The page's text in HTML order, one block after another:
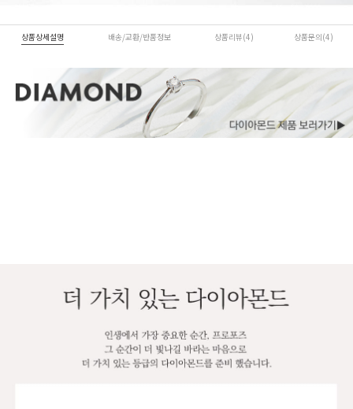
상품상세설명 배송/교환/반품정보 상품리뷰(4) 상품문의(4)